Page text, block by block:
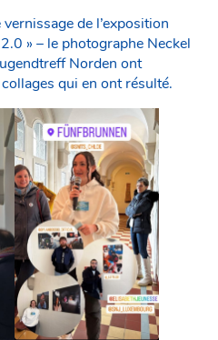
de l’exposition
» – le photographe Neckel
Norden ont
qui en ont résulté.